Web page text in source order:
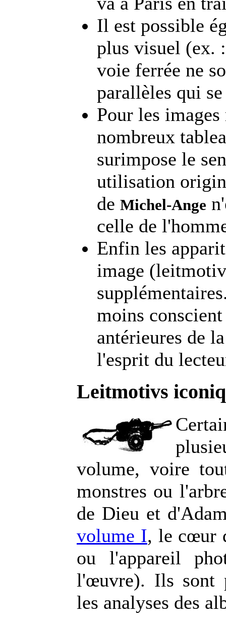
Il est possible
plus visuel (ex.
voie ferrée ne
parallèles qui
Pour les
nombreux
surimpose le
utilisation
de Michel-Ange
celle de
Enfin les
image
moins
antérieures de
l'esprit du
Leitmotivs
volume, voire
monstres ou
de Dieu et
volume I, le cœur
ou l'appareil
l'œuvre). Ils sont
les analyses des